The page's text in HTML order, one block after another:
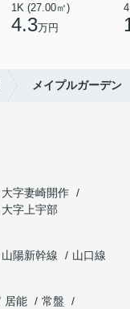
1K (27.00㎡)
4.3万円
メイプルガーデン
大字妻崎開作
大字上宇部
山陽新幹線
山口線
居能
常盤